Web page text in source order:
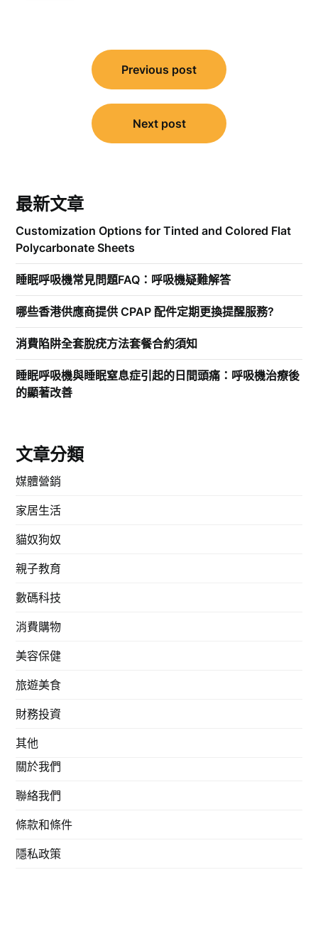
Previous post
Next post
最新文章
Customization Options for Tinted and Colored Flat
Polycarbonate Sheets
睡眠呼吸機常見問題FAQ：呼吸機疑難解答
哪些香港供應商提供 CPAP 配件定期更換提醒服務?
消費陷阱全套脫疣方法套餐合約須知
睡眠呼吸機與睡眠窒息症引起的日間頭痛：呼吸機治療後
的顯著改善
文章分類
媒體營銷
家居生活
貓奴狗奴
親子教育
數碼科技
消費購物
美容保健
旅遊美食
財務投資
其他
關於我們
聯絡我們
條款和條件
隱私政策